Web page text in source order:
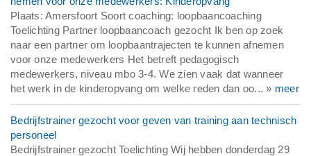
Plaats: Amersfoort Soort coaching: loopbaancoaching
Toelichting Partner loopbaancoach gezocht Ik ben op zoek
naar een partner om loopbaantrajecten te kunnen afnemen
voor onze medewerkers Het betreft pedagogisch
medewerkers, niveau mbo 3-4. We zien vaak dat wanneer
het werk in de kinderopvang om welke reden dan oo... » meer
Bedrijfstrainer gezocht voor geven van training aan technisch
personeel
Bedrijfstrainer gezocht Toelichting Wij hebben donderdag 29